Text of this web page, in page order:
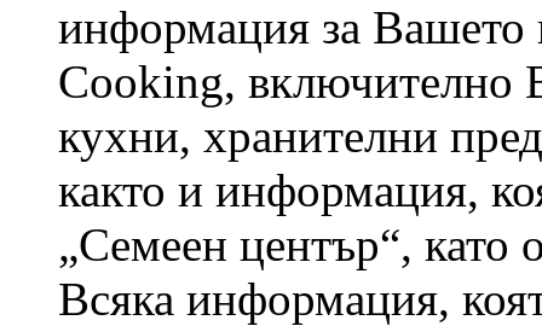
информация за Вашето
Cooking, включително
кухни, хранителни
както и информация,
„Семеен център“, като
Всяка информация,